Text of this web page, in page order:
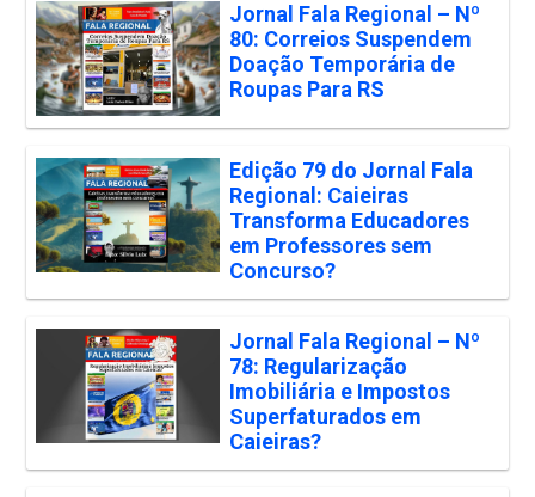
Jornal Fala Regional – Nº
80: Correios Suspendem
Doação Temporária de
Roupas Para RS
Edição 79 do Jornal Fala
Regional: Caieiras
Transforma Educadores
em Professores sem
Concurso?
Jornal Fala Regional – Nº
78: Regularização
Imobiliária e Impostos
Superfaturados em
Caieiras?